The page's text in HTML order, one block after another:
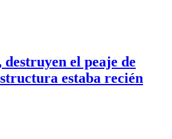
destruyen el peaje de
estaba recién